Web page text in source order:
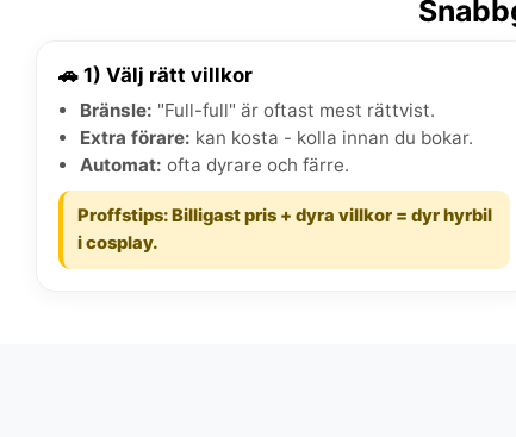
🚗 1) Välj rätt villkor
Bränsle: "Full-full" är oftast mest rättvist.
Extra förare: kan kosta - kolla innan du bokar.
Automat: ofta dyrare och färre.
Proffstips: Billigast pris + dyra villkor = dyr hyrbil
i cosplay.